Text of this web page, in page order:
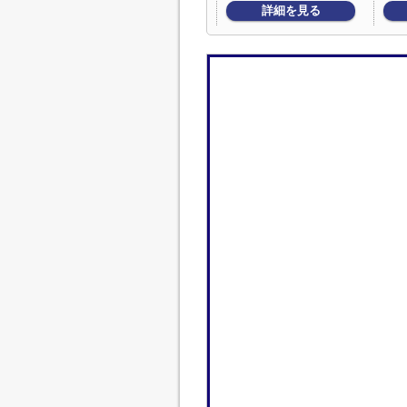
詳細を見る